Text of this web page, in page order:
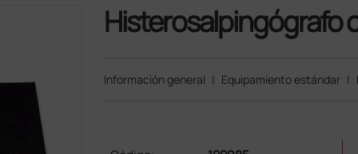
Histerosalpingógrafo
Información general | Equipamiento estándar |